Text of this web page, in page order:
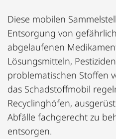
Diese mobilen
Entsorgung von
abgelaufenen
Lösungsmitteln,
problematischen Stoffen
das Schadstoffmobil
Recyclinghöfen,
Abfälle fachgerecht zu
entsorgen.